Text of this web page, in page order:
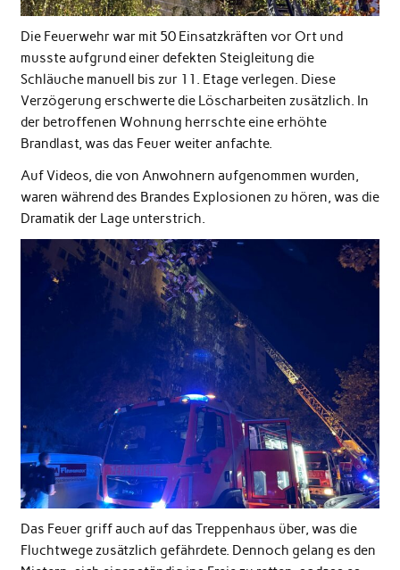
Die Feuerwehr war mit 50 Einsatzkräften vor Ort und
musste aufgrund einer defekten Steigleitung die
Schläuche manuell bis zur 11. Etage verlegen. Diese
Verzögerung erschwerte die Löscharbeiten zusätzlich. In
der betroffenen Wohnung herrschte eine erhöhte
Brandlast, was das Feuer weiter anfachte.
Auf Videos, die von Anwohnern aufgenommen wurden,
waren während des Brandes Explosionen zu hören, was die
Dramatik der Lage unterstrich.
Das Feuer griff auch auf das Treppenhaus über, was die
Fluchtwege zusätzlich gefährdete. Dennoch gelang es den